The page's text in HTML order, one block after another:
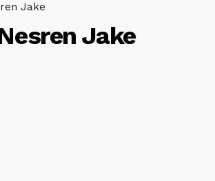
Jake
Jake